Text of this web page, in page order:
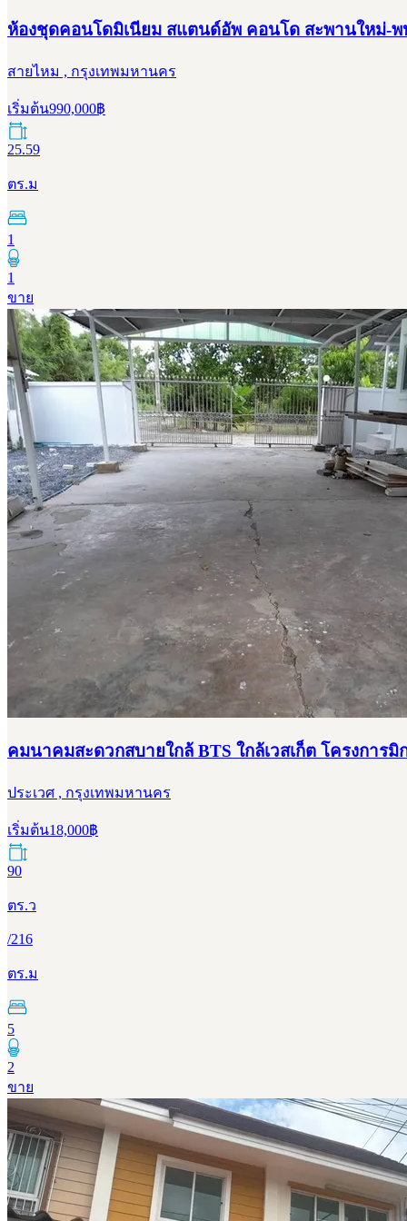
ห้องชุดคอนโดมิเนียม สแตนด์อัพ คอนโด สะพานใหม่-พ
สายไหม , กรุงเทพมหานคร
เริ่มต้น990,000฿
25.59
ตร.ม
1
1
ขาย
คมนาคมสะดวกสบายใกล้ BTS ใกล้เวสเก็ต โครงกา
ประเวศ , กรุงเทพมหานคร
เริ่มต้น18,000฿
90
ตร.ว
/216
ตร.ม
5
2
ขาย